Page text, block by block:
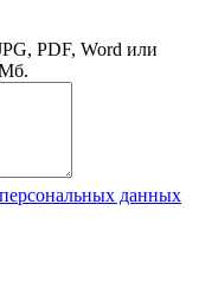
PDF, Word или
персональных данных